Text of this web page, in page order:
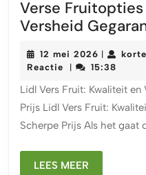
Verse
Versheid
12 mei 2026 12
mei
Reactie
15:38
Lidl Vers Fruit: Kwaliteit
Prijs Lidl Vers Fruit:
Scherpe Prijs Als het gaat
LEES MEER